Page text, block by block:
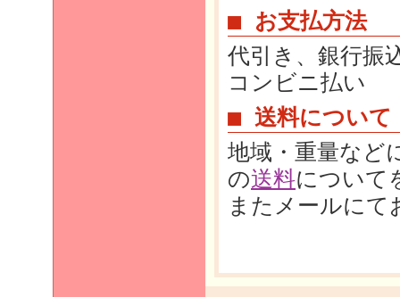
■ お支払方法
代引き、銀行振
コンビニ払い
■ 送料について
地域・重量など
の送料について
またメールにて